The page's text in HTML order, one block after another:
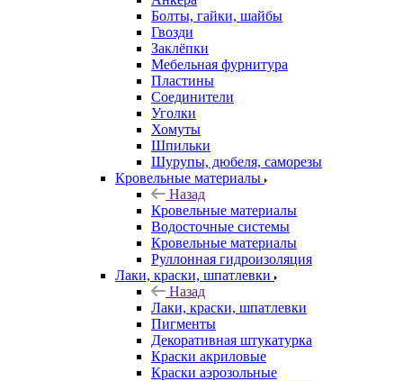
Болты, гайки, шайбы
Гвозди
Заклёпки
Мебельная фурнитура
Пластины
Соединители
Уголки
Хомуты
Шпильки
Шурупы, дюбеля, саморезы
Кровельные материалы
Назад
Кровельные материалы
Водосточные системы
Кровельные материалы
Руллонная гидроизоляция
Лаки, краски, шпатлевки
Назад
Лаки, краски, шпатлевки
Пигменты
Декоративная штукатурка
Краски акриловые
Краски аэрозольные